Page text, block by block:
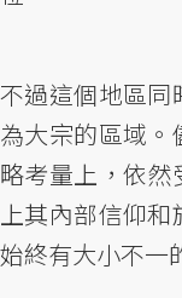
不過這個地區同
為大宗的區域
略考量上，依
上其內部信仰
始終有大小不一